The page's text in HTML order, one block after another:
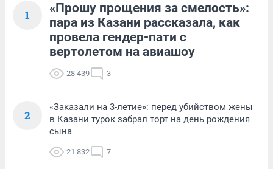
1
«Прошу прощения за смелость»:
пара из Казани рассказала, как
провела гендер-пати с
вертолетом на авиашоу
28 439 3
2
«Заказали на 3-летие»: перед убийством жены
в Казани турок забрал торт на день рождения
сына
21 832 7